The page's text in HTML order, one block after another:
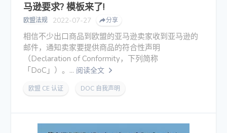
马逊要求? 模板来了!
欧盟法规 2022-07-27 分享
相信不少出口商品到欧盟的亚马逊卖家收到亚马逊的
邮件，通知卖家要提供商品的符合性声明
（Declaration of Conformity，下列简称
「DoC」）。... 阅读全文
欧盟 CE 认证 DOC 自我声明